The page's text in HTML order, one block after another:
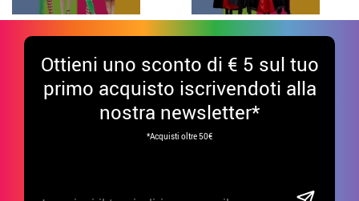
Ottieni uno sconto di € 5 sul tuo
primo acquisto iscrivendoti alla
nostra newsletter*
*Acquisti oltre 50€